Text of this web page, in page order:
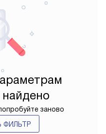
найдено
заново
ФИЛЬТР